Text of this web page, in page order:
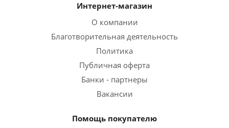
Интернет-магазин
О компании
Благотворительная деятельность
Политика
Публичная оферта
Банки - партнеры
Вакансии
Помощь покупателю